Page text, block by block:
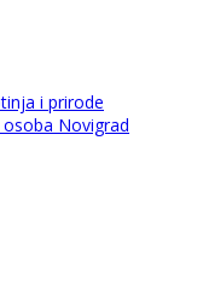
i prirode
Novigrad